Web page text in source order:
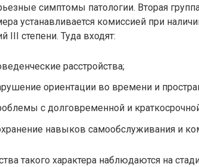
симптомы патологии. Вторая
устанавливается комиссией при
III степени. Туда входят:
расстройства;
ориентации во времени и
с долговременной и
навыков самообслуживания и
такого характера наблюдаются на